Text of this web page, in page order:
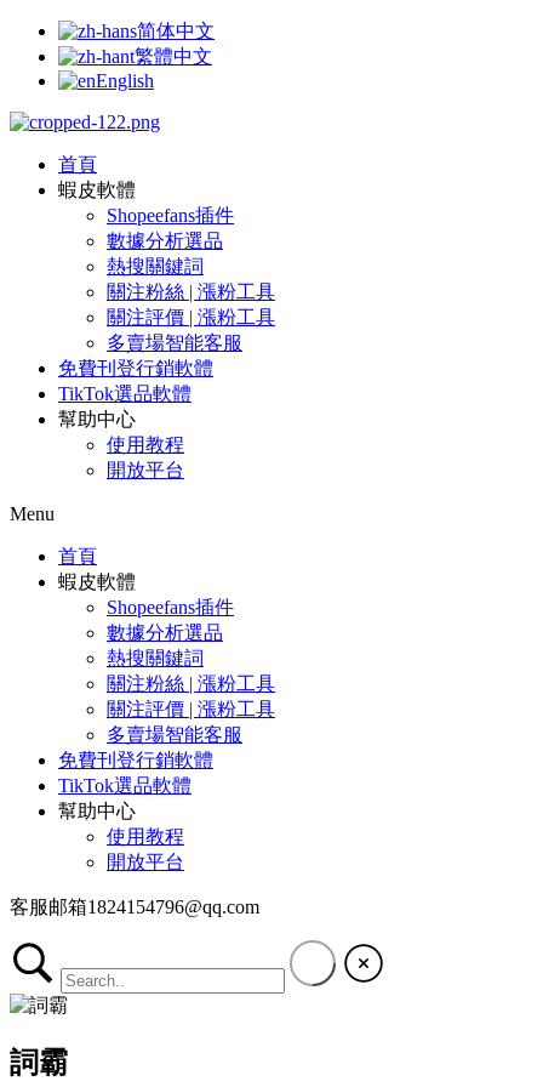
简体中文
繁體中文
English
首頁
蝦皮軟體
Shopeefans插件
數據分析選品
熱搜關鍵詞
關注粉絲 | 漲粉工具
關注評價 | 漲粉工具
多賣場智能客服
免費刊登行銷軟體
TikTok選品軟體
幫助中心
使用教程
開放平台
Menu
首頁
蝦皮軟體
Shopeefans插件
數據分析選品
熱搜關鍵詞
關注粉絲 | 漲粉工具
關注評價 | 漲粉工具
多賣場智能客服
免費刊登行銷軟體
TikTok選品軟體
幫助中心
使用教程
開放平台
客服邮箱1824154796@qq.com
詞霸